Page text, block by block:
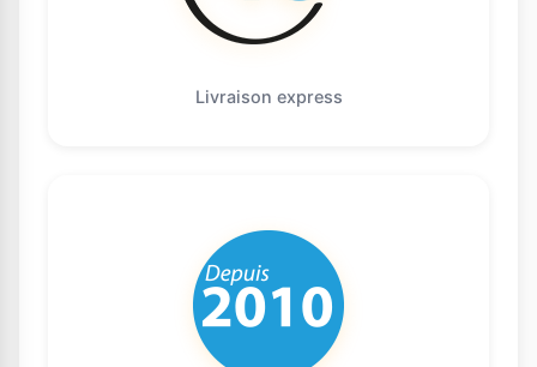
Livraison express